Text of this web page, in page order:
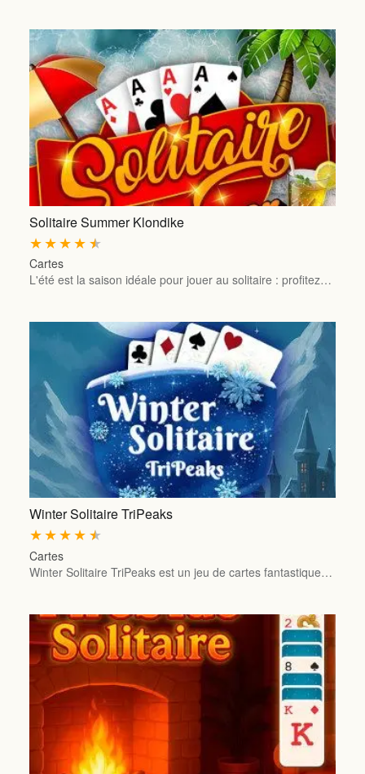
Solitaire Summer Klondike
★
★
★
★
★
Cartes
L'été est la saison idéale pour jouer au solitaire : profitez…
Winter Solitaire TriPeaks
★
★
★
★
★
Cartes
Winter Solitaire TriPeaks est un jeu de cartes fantastique…